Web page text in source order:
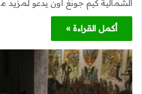
الشمالية كيم جونغ أون يدعو لمزيد
أكمل القراءة »